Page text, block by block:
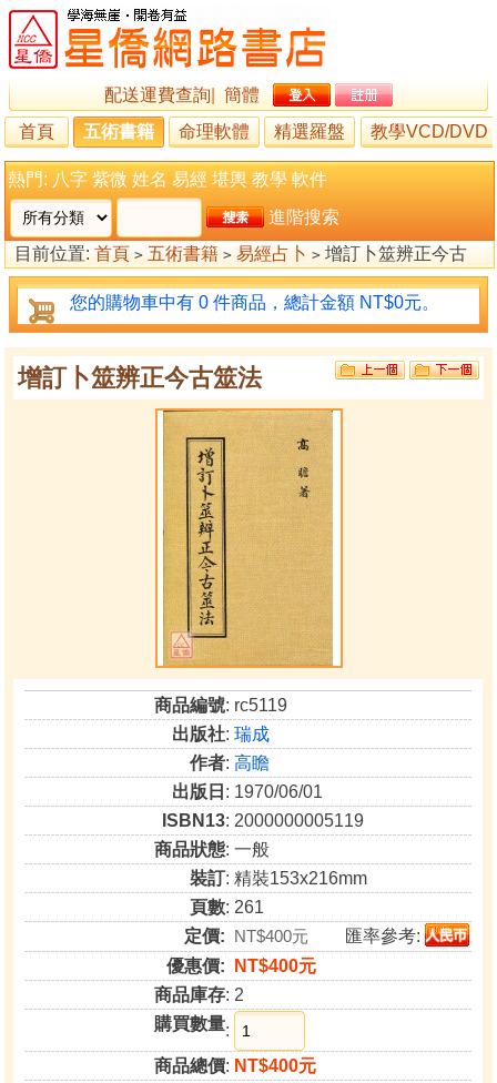
配送運費查詢
簡體
首頁
五術書籍 命理軟體 精選羅盤 教學VCD/DVD
熱門: 八字 紫微 姓名 易經 堪輿 教學 軟件
進階搜索
目前位置: 首頁 > 五術書籍 > 易經占卜 > 增訂卜筮辨正今古
筮法
您的購物車中有 0 件商品，總計金額 NT$0元。
增訂卜筮辨正今古筮法
商品編號: rc5119
出版社:瑞成
作者:高瞻
出版日 : 1970/06/01
ISBN13: 2000000005119
商品狀態: 一般
裝訂: 精裝153x216mm
頁數: 261
定價: NT$400元
匯率參考:
優惠價:
NT$400元
商品庫存: 2
購買數量:
商品總價: NT$400元